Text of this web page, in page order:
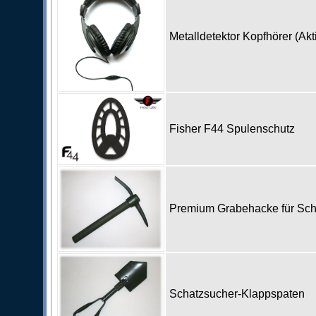
Metalldetektor Kopfhörer
Fisher F44 Spulenschutz
Premium Grabehacke für
Schatzsucher-Klappspaten